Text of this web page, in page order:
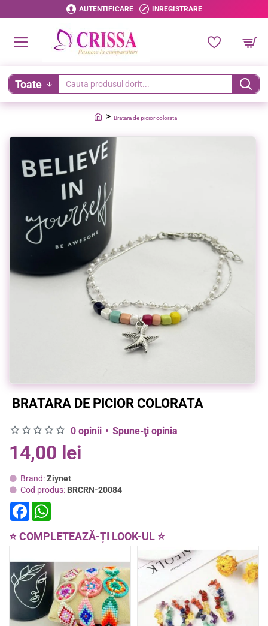
AUTENTIFICARE INREGISTRARE
Toate
Cauta
produsul
Bratara de picior colorata
BRATARA DE PICIOR COLORATA
Brand:Ziynet
Cod produs: BRCRN-20084
0 opinii • Spune-ţi opinia
14,00 lei
F
a
e
o
k
t
p
p
⭐ COMPLETEAZĂ-ȚI LOOK-UL ⭐